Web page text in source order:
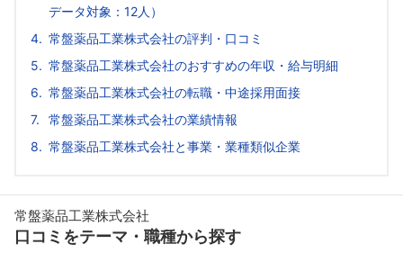
データ対象：12人）
常盤薬品工業株式会社の評判・口コミ
常盤薬品工業株式会社のおすすめの年収・給与明細
常盤薬品工業株式会社の転職・中途採用面接
常盤薬品工業株式会社の業績情報
常盤薬品工業株式会社と事業・業種類似企業
常盤薬品工業株式会社
口コミをテーマ・職種から探す